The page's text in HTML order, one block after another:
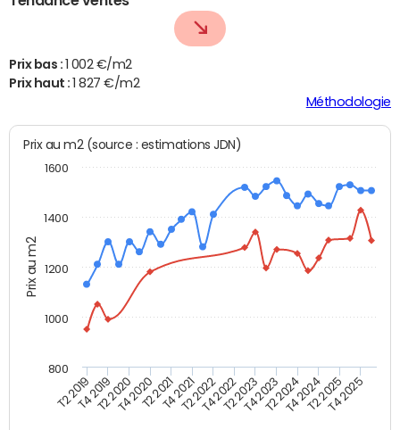
Prix bas :
1 002 €/m2
Prix haut :
1 827 €/m2
Méthodologie
Prix au m2
Prix au m2 (source : estimations JDN)
T2 2019T4 2019T2 2020T4 2020T2 2021T4 2021T2 2022T4 2022T2 2023T4 2023T2 2024T4 2024T2 2025T4 2025
800
1000
1200
1400
1600